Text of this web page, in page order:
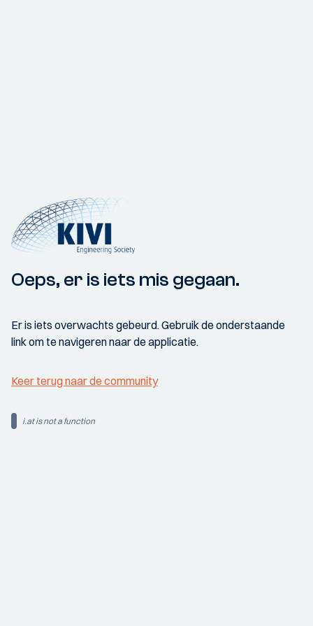
Oeps, er is iets mis gegaan.
Er is iets overwachts gebeurd. Gebruik de onderstaande
link om te navigeren naar de applicatie.
Keer terug naar de community
i.at is not a function